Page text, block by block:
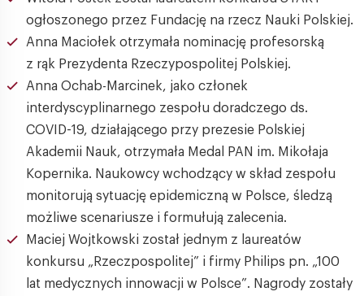
ogłoszonego przez Fundację na rzecz Nauki Polskiej.
Anna Maciołek otrzymała nominację profesorską
z rąk Prezydenta Rzeczypospolitej Polskiej.
Anna Ochab-Marcinek, jako członek
interdyscyplinarnego zespołu doradczego ds.
COVID-19, działającego przy prezesie Polskiej
Akademii Nauk, otrzymała Medal PAN im. Mikołaja
Kopernika. Naukowcy wchodzący w skład zespołu
monitorują sytuację epidemiczną w Polsce, śledzą
możliwe scenariusze i formułują zalecenia.
Maciej Wojtkowski został jednym z laureatów
konkursu „Rzeczpospolitej” i firmy Philips pn. „100
lat medycznych innowacji w Polsce”. Nagrody zostały